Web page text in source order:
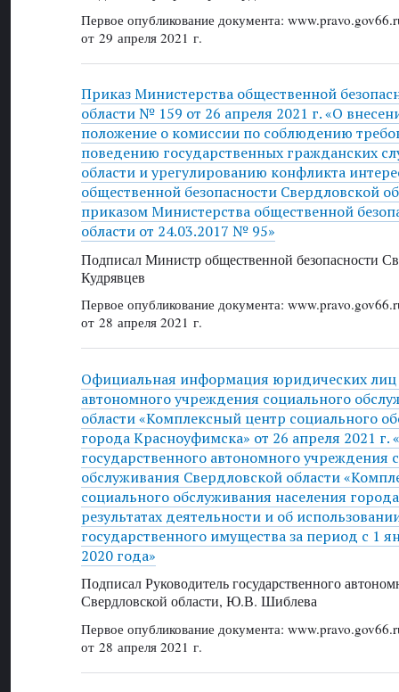
Первое опубликование документа:
от 29 апреля 2021 г.
Приказ Министерства общественной
области № 159 от 26 апреля 2021 г. «О
положение о комиссии по соблюдению
поведению государственных гражданских
области и урегулированию конфликта
общественной безопасности Свердловской
приказом Министерства общественной
области от 24.03.2017 № 95»
Подписал Министр общественной безопасности
Кудрявцев
Первое опубликование документа:
от 28 апреля 2021 г.
Официальная информация юридических лиц
автономного учреждения социального
области «Комплексный центр социального
города Красноуфимска» от 26 апреля 2021 г.
государственного автономного учреждения
обслуживания Свердловской области
социального обслуживания населения
результатах деятельности и об
государственного имущества за период с 1
2020 года»
Подписал Руководитель государственного
Свердловской области, Ю.В. Шиблева
Первое опубликование документа:
от 28 апреля 2021 г.